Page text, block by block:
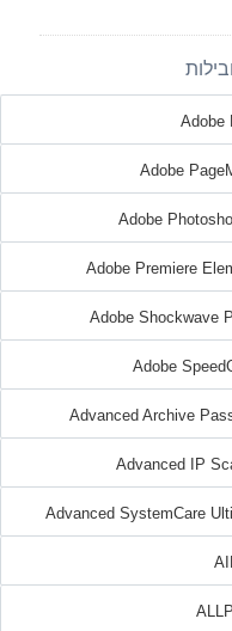
Adobe
Adobe
Adobe Premiere
Adobe
Adobe
Advanced Archive
Advanced IP
Advanced SystemCare